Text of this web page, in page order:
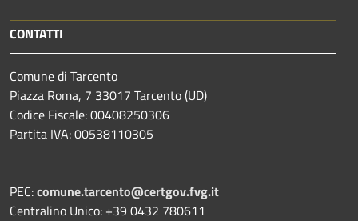
CONTATTI
Comune di Tarcento
Piazza Roma, 7 33017 Tarcento (UD)
Codice Fiscale: 00408250306
Partita IVA: 00538110305
PEC:comune.tarcento@certgov.fvg.it
Centralino Unico: +39 0432 780611